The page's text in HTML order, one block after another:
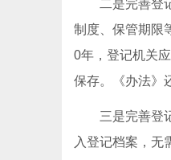
二是完善登
制度、保管期限
0年，登记机关
保存。《办法》
三是完善登
入登记档案，无